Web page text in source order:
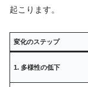
起こります。
変化のステップ
1. 多様性の低下